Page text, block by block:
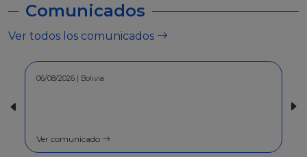
Comunicados
Ver todos los comunicados
30/07/2026 | Bolivia
Ver comunicado